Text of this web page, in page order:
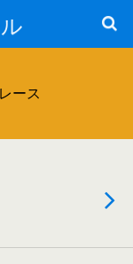
ース